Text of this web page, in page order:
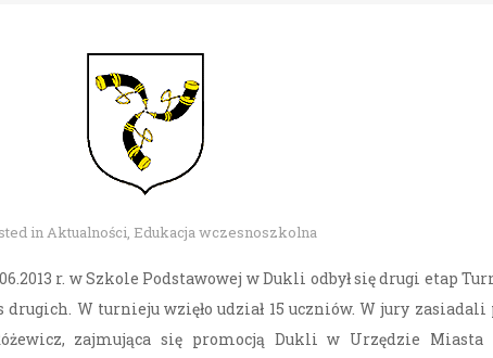
inAktualności, Edukacja wczesnoszkolna
r. w Szkole Podstawowej w Dukli odbył się drugi etap
W turnieju wzięło udział 15 uczniów. W jury
zajmująca się promocją Dukli w Urzędzie